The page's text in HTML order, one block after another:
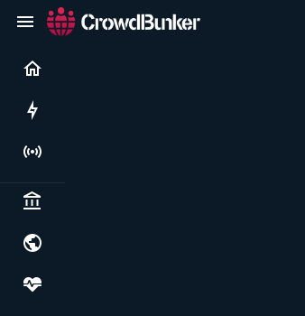
Politics & institutions